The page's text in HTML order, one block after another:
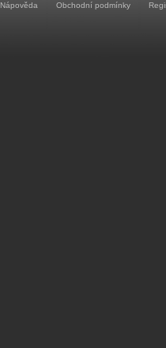
Nápověda Obchodní podmínky